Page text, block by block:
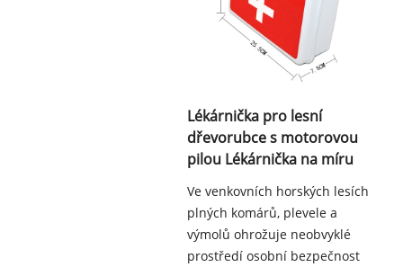
Lékárnička pro lesní
dřevorubce s motorovou
pilou Lékárnička na míru
Ve venkovních horských lesích
plných komárů, plevele a
výmolů ohrožuje neobvyklé
prostředí osobní bezpečnost